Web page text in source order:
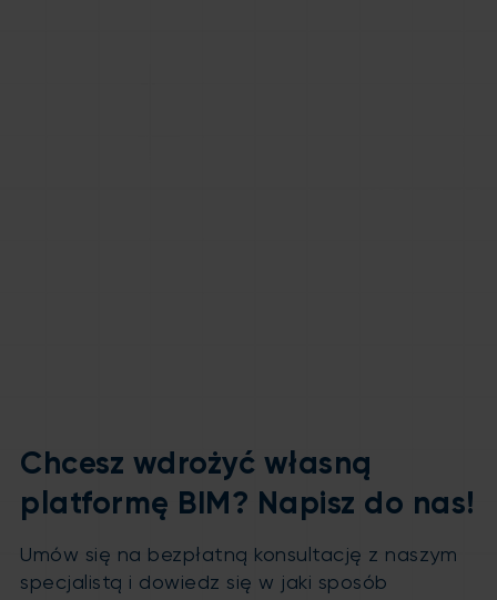
Chcesz wdrożyć własną
platformę BIM? Napisz do nas!
Umów się na bezpłatną konsultację z naszym
specjalistą i dowiedz się w jaki sposób